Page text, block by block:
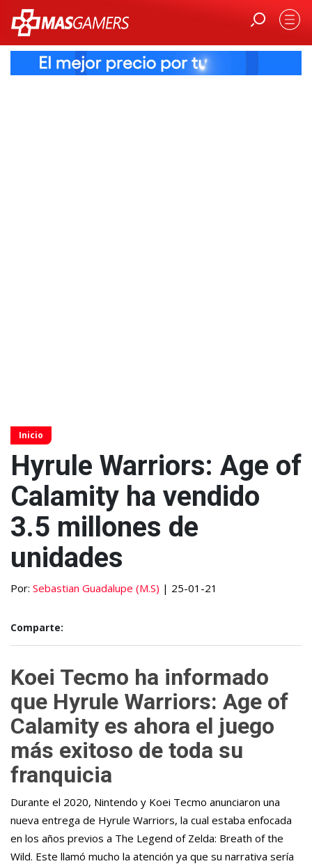
Inicio
Hyrule Warriors: Age of
Calamity ha vendido
3.5 millones de
unidades
Por: Sebastian Guadalupe (M.S) | 25-01-21
Comparte:
Koei Tecmo ha informado
que Hyrule Warriors: Age of
Calamity es ahora el juego
más exitoso de toda su
franquicia
Durante el 2020, Nintendo y Koei Tecmo anunciaron una
nueva entrega de Hyrule Warriors, la cual estaba enfocada
en los años previos a The Legend of Zelda: Breath of the
Wild. Este llamó mucho la atención ya que su narrativa sería